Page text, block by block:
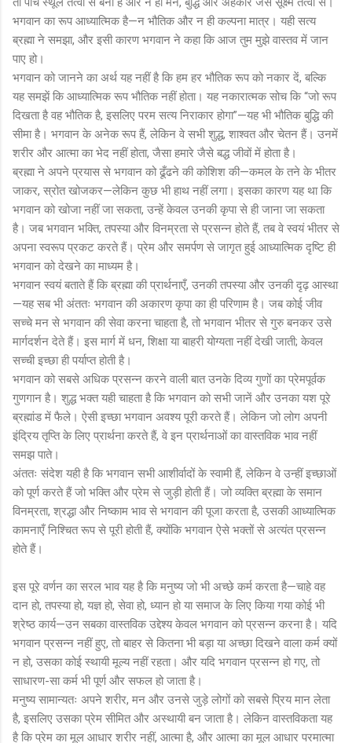
भगवान का रूप आध्यात्मिक है—न भौतिक और न ही कल्पना मात्र। यही सत्य
ब्रह्मा ने समझा, और इसी कारण भगवान ने कहा कि आज तुम मुझे वास्तव में जान
पाए हो।
भगवान को जानने का अर्थ यह नहीं है कि हम हर भौतिक रूप को नकार दें, बल्कि
यह समझें कि आध्यात्मिक रूप भौतिक नहीं होता। यह नकारात्मक सोच कि “जो रूप
दिखता है वह भौतिक है, इसलिए परम सत्य निराकार होगा”—यह भी भौतिक बुद्धि की
सीमा है। भगवान के अनेक रूप हैं, लेकिन वे सभी शुद्ध, शाश्वत और चेतन हैं। उनमें
शरीर और आत्मा का भेद नहीं होता, जैसा हमारे जैसे बद्ध जीवों में होता है।
ब्रह्मा ने अपने प्रयास से भगवान को ढूँढने की कोशिश की—कमल के तने के भीतर
जाकर, स्रोत खोजकर—लेकिन कुछ भी हाथ नहीं लगा। इसका कारण यह था कि
भगवान को खोजा नहीं जा सकता, उन्हें केवल उनकी कृपा से ही जाना जा सकता
है। जब भगवान भक्ति, तपस्या और विनम्रता से प्रसन्न होते हैं, तब वे स्वयं भीतर से
अपना स्वरूप प्रकट करते हैं। प्रेम और समर्पण से जागृत हुई आध्यात्मिक दृष्टि ही
भगवान को देखने का माध्यम है।
भगवान स्वयं बताते हैं कि ब्रह्मा की प्रार्थनाएँ, उनकी तपस्या और उनकी दृढ़ आस्था
—यह सब भी अंततः भगवान की अकारण कृपा का ही परिणाम है। जब कोई जीव
सच्चे मन से भगवान की सेवा करना चाहता है, तो भगवान भीतर से गुरु बनकर उसे
मार्गदर्शन देते हैं। इस मार्ग में धन, शिक्षा या बाहरी योग्यता नहीं देखी जाती; केवल
सच्ची इच्छा ही पर्याप्त होती है।
भगवान को सबसे अधिक प्रसन्न करने वाली बात उनके दिव्य गुणों का प्रेमपूर्वक
गुणगान है। शुद्ध भक्त यही चाहता है कि भगवान को सभी जानें और उनका यश पूरे
ब्रह्मांड में फैले। ऐसी इच्छा भगवान अवश्य पूरी करते हैं। लेकिन जो लोग अपनी
इंद्रिय तृप्ति के लिए प्रार्थना करते हैं, वे इन प्रार्थनाओं का वास्तविक भाव नहीं
समझ पाते।
अंततः संदेश यही है कि भगवान सभी आशीर्वादों के स्वामी हैं, लेकिन वे उन्हीं इच्छाओं
को पूर्ण करते हैं जो भक्ति और प्रेम से जुड़ी होती हैं। जो व्यक्ति ब्रह्मा के समान
विनम्रता, श्रद्धा और निष्काम भाव से भगवान की पूजा करता है, उसकी आध्यात्मिक
कामनाएँ निश्चित रूप से पूरी होती हैं, क्योंकि भगवान ऐसे भक्तों से अत्यंत प्रसन्न
होते हैं।
इस पूरे वर्णन का सरल भाव यह है कि मनुष्य जो भी अच्छे कर्म करता है—चाहे वह
दान हो, तपस्या हो, यज्ञ हो, सेवा हो, ध्यान हो या समाज के लिए किया गया कोई भी
श्रेष्ठ कार्य—उन सबका वास्तविक उद्देश्य केवल भगवान को प्रसन्न करना है। यदि
भगवान प्रसन्न नहीं हुए, तो बाहर से कितना भी बड़ा या अच्छा दिखने वाला कर्म क्यों
न हो, उसका कोई स्थायी मूल्य नहीं रहता। और यदि भगवान प्रसन्न हो गए, तो
साधारण-सा कर्म भी पूर्ण और सफल हो जाता है।
मनुष्य सामान्यतः अपने शरीर, मन और उनसे जुड़े लोगों को सबसे प्रिय मान लेता
है, इसलिए उसका प्रेम सीमित और अस्थायी बन जाता है। लेकिन वास्तविकता यह
है कि प्रेम का मूल आधार शरीर नहीं, आत्मा है, और आत्मा का मूल आधार परमात्मा